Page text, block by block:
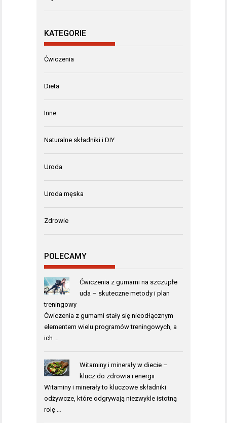
KATEGORIE
Ćwiczenia
Dieta
Inne
Naturalne składniki i DIY
Uroda
Uroda męska
Zdrowie
POLECAMY
Ćwiczenia z gumami na szczupłe
uda – skuteczne metody i plan
treningowy
Ćwiczenia z gumami stały się nieodłącznym
elementem wielu programów treningowych, a
ich …
Witaminy i minerały w diecie –
klucz do zdrowia i energii
Witaminy i minerały to kluczowe składniki
odżywcze, które odgrywają niezwykle istotną
rolę …